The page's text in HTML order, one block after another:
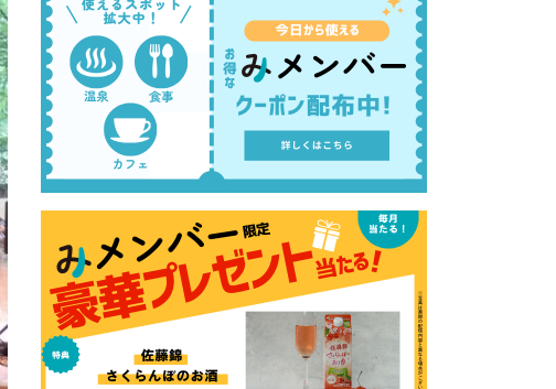
まるはり 雑誌・デジタルブック
Digital books